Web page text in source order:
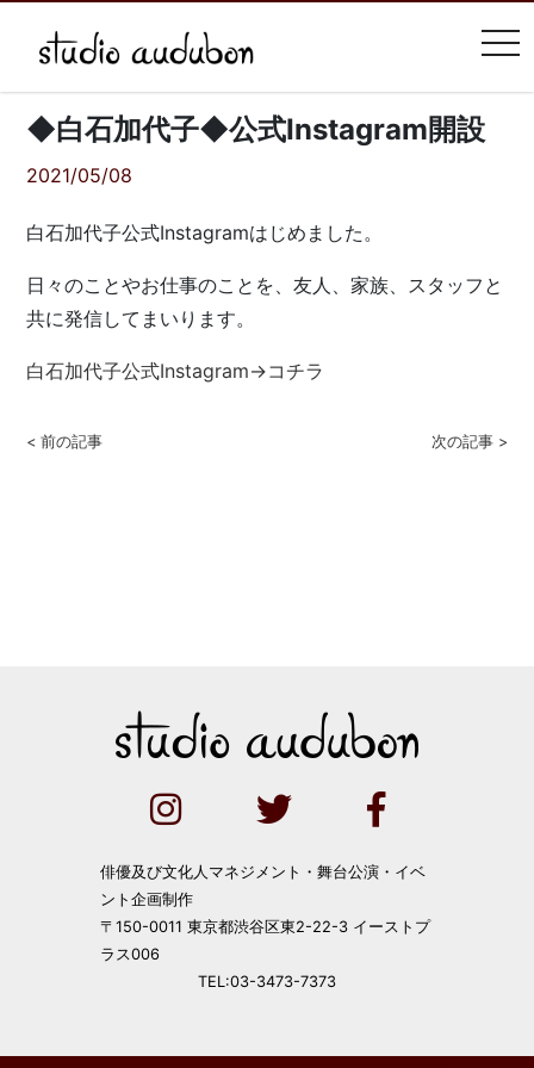
◆白石加代子◆公式Instagram開設
2021/05/08
白石加代子公式Instagramはじめました。
日々のことやお仕事のことを、友人、家族、スタッフと
共に発信してまいります。
白石加代子公式Instagram→コチラ
< 前の記事 次の記事 >
俳優及び文化人マネジメント・舞台公演・イベ
ント企画制作
〒150-0011 東京都渋谷区東2-22-3 イーストプ
ラス006
TEL:03-3473-7373